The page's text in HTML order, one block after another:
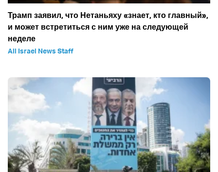
Трамп заявил, что Нетаньяху «знает, кто главный»,
и может встретиться с ним уже на следующей
неделе
All Israel News Staff